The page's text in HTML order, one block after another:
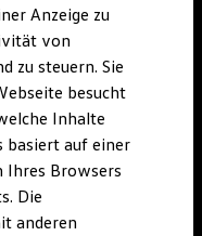
Anzeige zu
von
zu steuern. Sie
besucht
Inhalte
basiert auf einer
Browsers
Die
anderen